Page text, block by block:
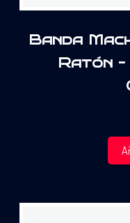
Banda
Ratón –